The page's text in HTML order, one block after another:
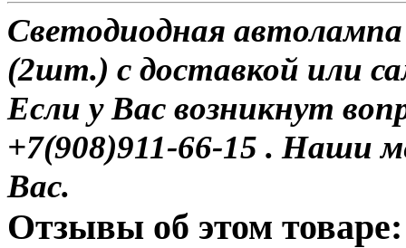
Светодиодная
(2шт.) с доставкой или
Если у Вас возникнут
+7(908)911-66-15 . Наши
Вас.
Отзывы об этом товаре: